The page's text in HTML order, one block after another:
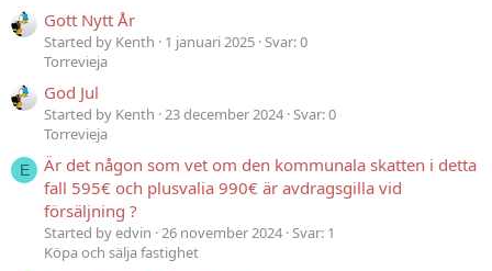
Gott Nytt År
Started by Kenth 1 januari 2025 Svar: 0
Torrevieja
God Jul
Started by Kenth 23 december 2024 Svar: 0
Torrevieja
E
Är det någon som vet om den kommunala skatten i detta
fall 595€ och plusvalia 990€ är avdragsgilla vid
försäljning ?
Started by edvin 26 november 2024 Svar: 1
Köpa och sälja fastighet